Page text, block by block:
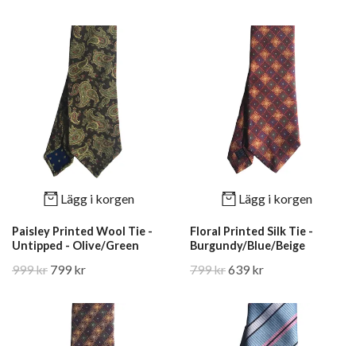
Lägg i korgen
Paisley Printed Wool Tie -
Untipped - Olive/Green
999 kr 799 kr
Lägg i korgen
Floral Printed Silk Tie -
Burgundy/Blue/Beige
799 kr639 kr